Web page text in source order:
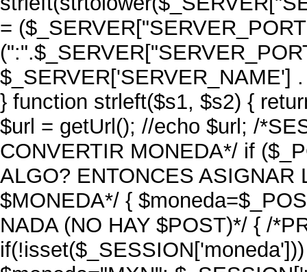
=
$_SERVER['SERVER_NAME']
} function strleft($s1, $s2) {
$url = getUrl(); //echo $url; /
CONVERTIR MONEDA*/ if
ALGO? ENTONCES ASIGNAR
$MONEDA*/ {
NADA (NO HAY $POST)*/ { /